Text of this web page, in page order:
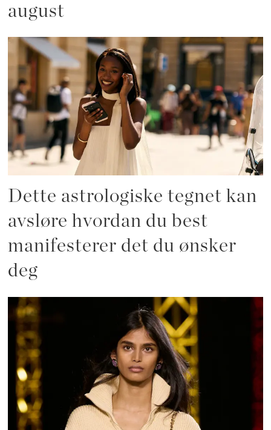
august
Dette astrologiske tegnet kan
avsløre hvordan du best
manifesterer det du ønsker
deg